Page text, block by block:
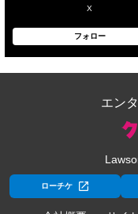
X
フォロー
エン
ローチケ